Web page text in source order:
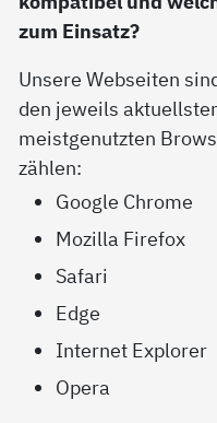
zum Einsatz?
Unsere Webseiten
den jeweils
meistgenutzten
zählen:
Google Chrome
Mozilla Firefox
Safari
Edge
Internet Explorer
Opera